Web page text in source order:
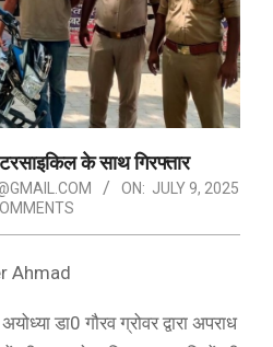
के साथ गिरफ्तार
ON: JULY 9, 2025
Ahmad
डा0 गौरव ग्रोवर द्वारा अपराध